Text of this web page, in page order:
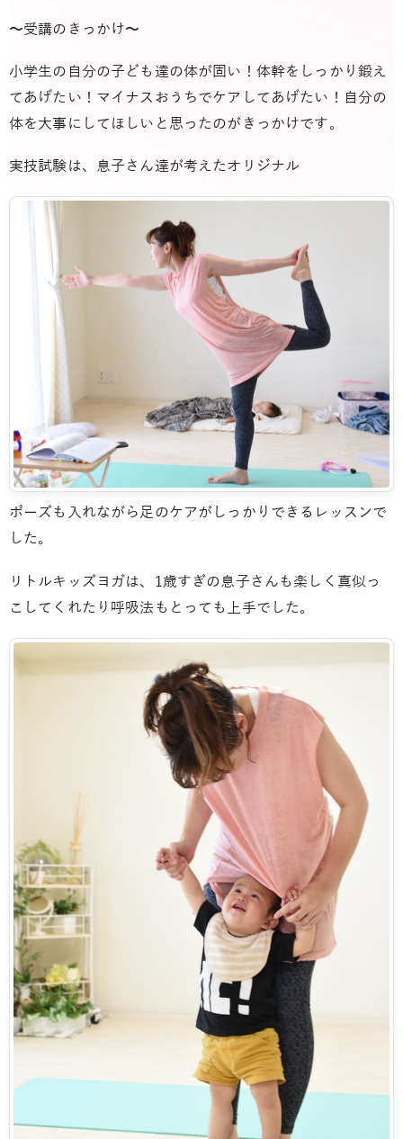
〜受講のきっかけ〜
小学生の自分の子ども達の体が固い！体幹をしっかり鍛え
てあげたい！マイナスおうちでケアしてあげたい！自分の
体を大事にしてほしいと思ったのがきっかけです。
実技試験は、息子さん達が考えたオリジナル
ポーズも入れながら足のケアがしっかりできるレッスンで
した。
リトルキッズヨガは、1歳すぎの息子さんも楽しく真似っ
こしてくれたり呼吸法もとっても上手でした。